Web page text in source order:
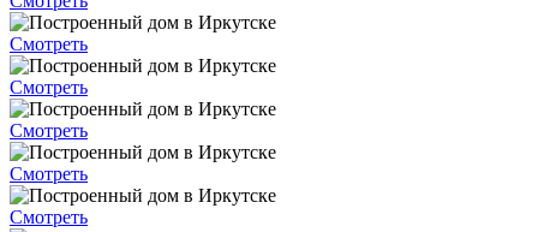
Смотреть
Смотреть
Смотреть
Смотреть
Смотреть